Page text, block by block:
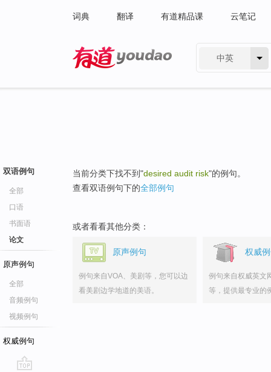
词典 翻译 有道精品课 云笔记
中英
双语例句
全部
口语
书面语
论文
原声例句
全部
音频例句
视频例句
权威例句
当前分类下找不到"desired audit risk"的例句。
查看双语例句下的全部例句
或者看看其他分类：
原声例句
例句来自VOA、美剧等，您可以边
看美剧边学地道的美语。
权威
例句来自权威英文
等，提供最专业的